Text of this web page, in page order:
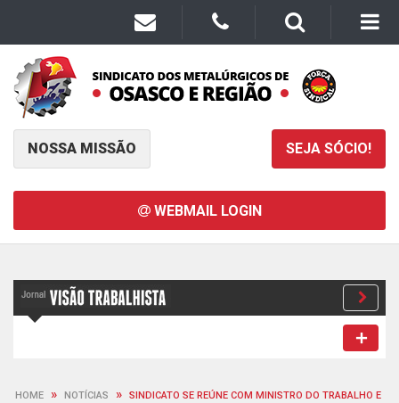
NOSSA MISSÃO SEJA SÓCIO!
WEBMAIL LOGIN
HOME » NOTÍCIAS »
SINDICATO SE REÚNE COM MINISTRO DO TRABALHO E